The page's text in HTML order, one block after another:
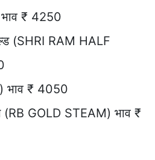
₹ 4250
(SHRI RAM HALF
भाव ₹ 4050
(RB GOLD STEAM) भाव ₹